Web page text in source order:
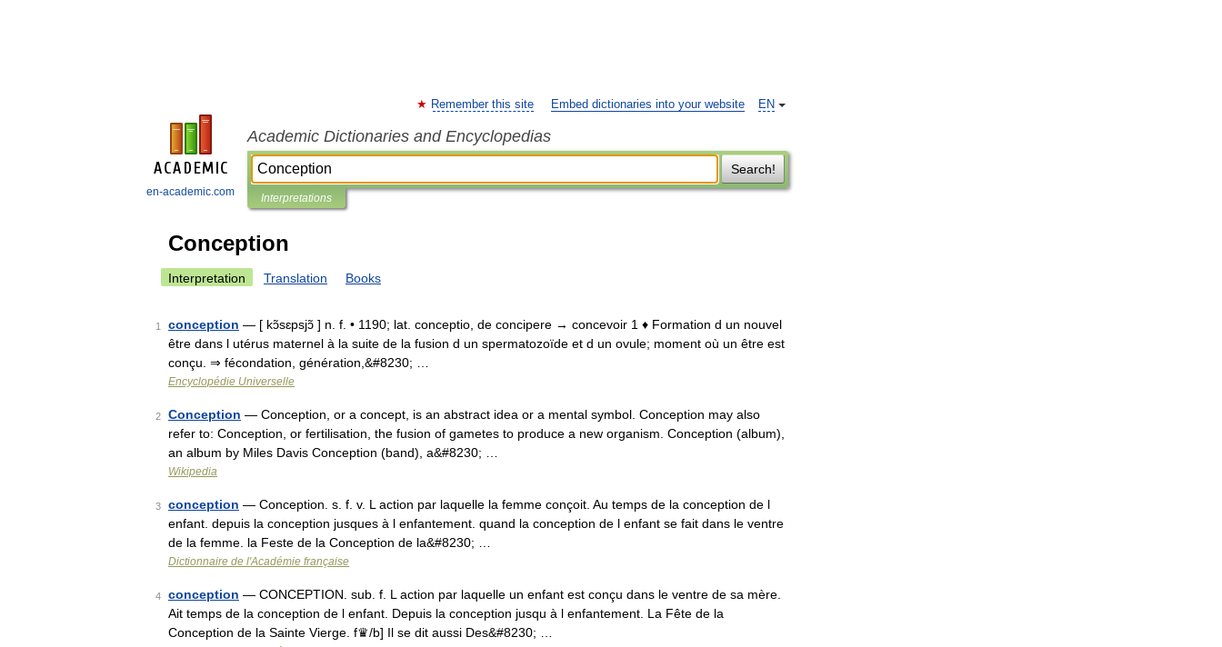
en-academic.com
EN
Remember this site Embed dictionaries into your website
Academic Dictionaries and Encyclopedias
Search!
Interpretations
Conception
Interpretation Translation Books
1 conception — [ kɔ̃sɛpsjɔ̃ ] n. f. • 1190; lat. conceptio, de concipere → concevoir 1 ♦ Formation d un nouvel
être dans l utérus maternel à la suite de la fusion d un spermatozoïde et d un ovule; moment où un être est
conçu. ⇒ fécondation, génération,&#8230; …
Encyclopédie Universelle
2 Conception — Conception, or a concept, is an abstract idea or a mental symbol. Conception may also
refer to: Conception, or fertilisation, the fusion of gametes to produce a new organism. Conception (album),
an album by Miles Davis Conception (band), a&#8230; …
Wikipedia
3 conception — Conception. s. f. v. L action par laquelle la femme conçoit. Au temps de la conception de l
enfant. depuis la conception jusques à l enfantement. quand la conception de l enfant se fait dans le ventre
de la femme. la Feste de la Conception de la&#8230; …
Dictionnaire de l'Académie française
4 conception — CONCEPTION. sub. f. L action par laquelle un enfant est conçu dans le ventre de sa mère.
Ait temps de la conception de l enfant. Depuis la conception jusqu à l enfantement. La Fête de la
Conception de la Sainte Vierge. f♛/b] Il se dit aussi Des&#8230; …